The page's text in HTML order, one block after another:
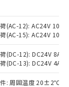
(AC-12): AC24V 10A/
(AC-15): AC24V
(DC-12): DC24V 8A/
(DC-13): DC24V 4A/
件: 周囲温度 20±2℃、
のうえ
）の
商品で
の非含
のある
質）の
出す予